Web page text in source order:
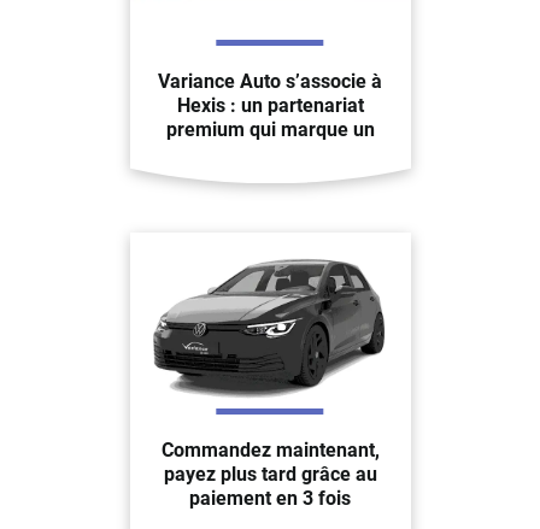
Variance Auto s’associe à
Hexis : un partenariat
premium qui marque un
Commandez maintenant,
payez plus tard grâce au
paiement en 3 fois